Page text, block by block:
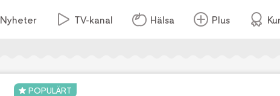
Nyheter TV-kanal Hälsa Plus
POPULÄRT